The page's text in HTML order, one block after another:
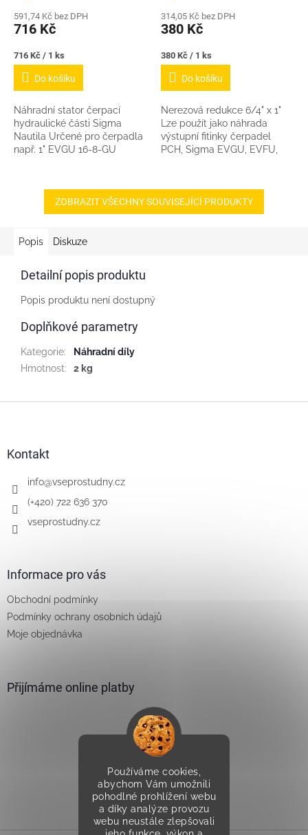
Používáme cookies,
abychom Vám umožnili
pohodlné prohlížení webu
a díky analýze provozu
webu neustále zlepšovali
591,74 Kč bez DPH
716 Kč
Měrná
cena:
716 Kč / 1 ks
Do košíku
Náhradní stator čerpací
hydraulické části Sigma
Nautila Určené pro čerpadla
např. 1" EVGU 16-8-GU
EVFU...
314,05 Kč bez DPH
380 Kč
Měrná
cena:
380 Kč / 1 ks
Do košíku
Nerezová redukce 6/4" x 1"
Lze použít jako náhrada
výstupní fitinky čerpadel
PCH, Sigma EVGU, EVFU,
originální výstup z čerpadla...
ZOBRAZIT VŠECHNY SOUVISEJÍCÍ PRODUKTY
Popis Diskuze
Detailní popis produktu
Popis produktu není dostupný
Doplňkové parametry
Kategorie:
Náhradní díly
Hmotnost: 2 kg
Kontakt
info@vseprostudny.cz
(+420) 722 636 370
vseprostudny.cz
Informace pro vás
Obchodní podmínky
Podmínky ochrany osobních údajů
Moje objednávka
Přijímáme online platby
Vytvořilo Studio Avocado